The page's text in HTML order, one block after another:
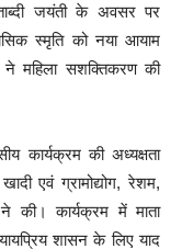
जयंती के अवसर पर
स्मृति को नया आयाम
ने महिला सशक्तिकरण की
कार्यक्रम की अध्यक्षता
एवं ग्रामोद्योग, रेशम,
की। कार्यक्रम में माता
शासन के लिए याद